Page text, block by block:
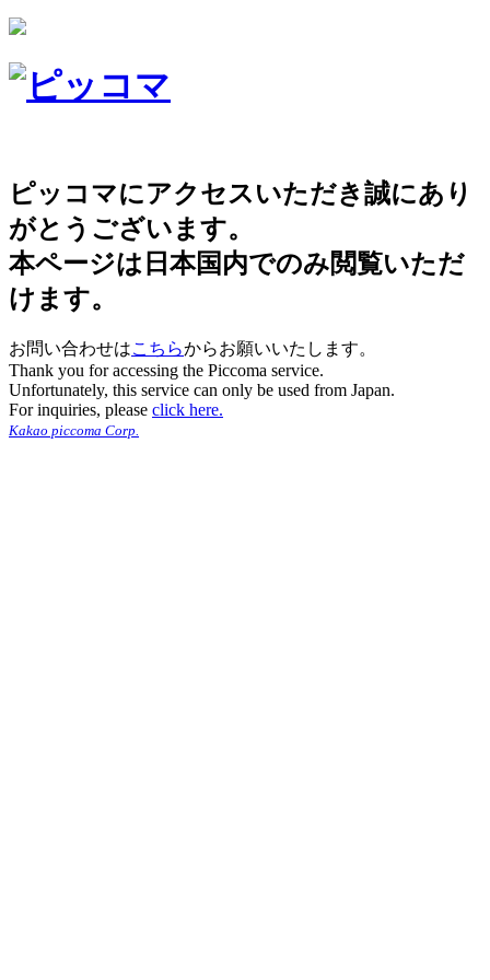
ピッコマにアクセスいただき誠にあり
がとうございます。
本ページは日本国内でのみ閲覧いただ
けます。
お問い合わせはこちらからお願いいたします。
Thank you for accessing the Piccoma service.
Unfortunately, this service can only be used from Japan.
For inquiries, please click here.
Kakao piccoma Corp.